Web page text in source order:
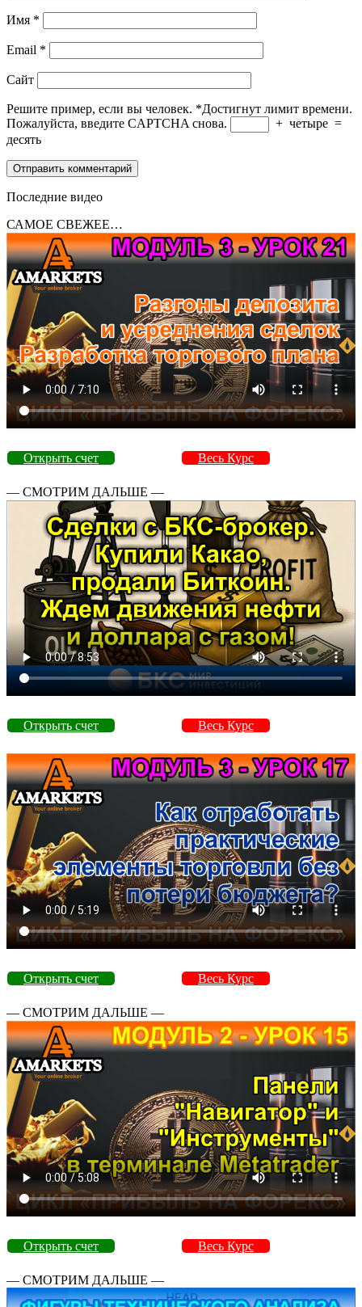
Имя *
Email *
Сайт
Решите пример, если вы человек. *Достигнут лимит времени.
Пожалуйста, введите CAPTCHA снова.
+ четыре =
десять
Последние видео
САМОЕ СВЕЖЕЕ…
Открыть счет Весь Курс
— СМОТРИМ ДАЛЬШЕ —
Открыть счет Весь Курс
Открыть счет Весь Курс
— СМОТРИМ ДАЛЬШЕ —
Открыть счет Весь Курс
— СМОТРИМ ДАЛЬШЕ —